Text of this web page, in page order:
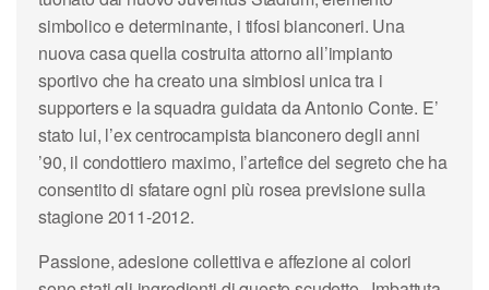
simbolico e determinante, i tifosi bianconeri. Una
nuova casa quella costruita attorno all’impianto
sportivo che ha creato una simbiosi unica tra i
supporters e la squadra guidata da Antonio Conte. E’
stato lui, l’ex centrocampista bianconero degli anni
’90, il condottiero maximo, l’artefice del segreto che ha
consentito di sfatare ogni più rosea previsione sulla
stagione 2011-2012.
Passione, adesione collettiva e affezione ai colori